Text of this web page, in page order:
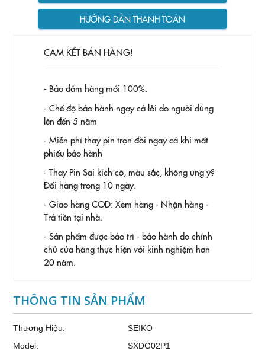
HƯỚNG DẪN THANH TOÁN
CAM KẾT BÁN HÀNG!
- Bảo đảm hàng mới 100%.
- Chế độ bảo hành ngay cả lỗi do người dùng
lên đến 5 năm
- Miễn phí thay pin trọn đời ngay cả khi mất
phiếu bảo hành
- Thay Pin Sai kích cỡ, màu sắc, không ưng ý?
Đổi hàng trong 10 ngày.
- Giao hàng COD: Xem hàng - Nhận hàng -
Trả tiền tại nhà.
- Sản phẩm được bảo trì - bảo hành do chính
chủ cửa hàng thực hiện với kinh nghiệm hơn
20 năm.
THÔNG TIN SẢN PHẨM
Thương Hiệu:
SEIKO
Model:
SXDG02P1